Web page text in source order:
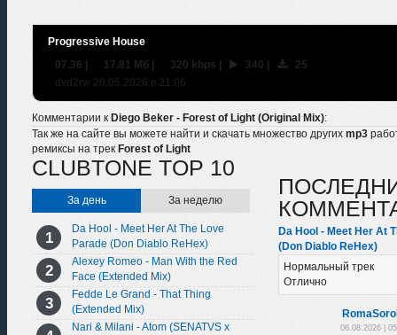
Progressive House
07.36 | 17.81 Мб | 320 kbps | 340 |
25
dvd2rw 20.05.2026 в 21:06
Комментарии к Diego Beker - Forest of Light (Original Mix):
Так же на сайте вы можете найти и скачать множество других mp3
ремиксы на трек Forest of Light
CLUBTONE TOP 10
За день За неделю
Da Hool - Meet Her At The Love
Parade (Don Diablo ReHex)
Alexey Romeo - Man With the Red
Face (Extended Mix)
Fedde Le Grand - That Thing
(Extended Mix)
Nari & Milani - Atom (SENATVS x
Da Hool - Meet Her At
(Don Diablo ReHex)
Нормальный трек
Отлично
06.08.2026 |